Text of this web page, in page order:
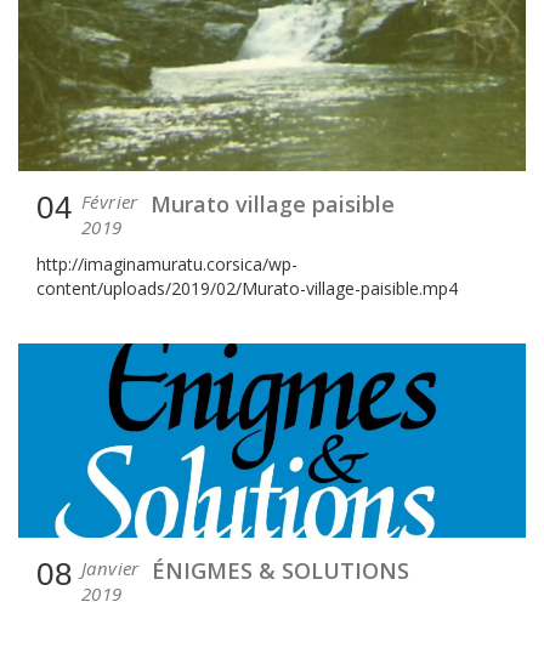
04 Février
2019
Murato village paisible
http://imaginamuratu.corsica/wp-
content/uploads/2019/02/Murato-village-paisible.mp4
08 Janvier
2019
ÉNIGMES & SOLUTIONS